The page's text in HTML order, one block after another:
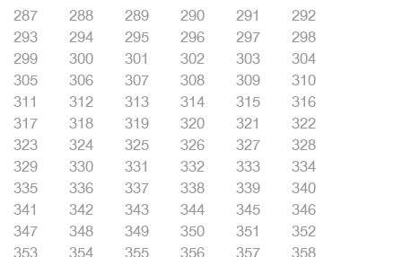
287
288 289 290 291
292
293
294 295 296 297
298
299
300 301 302 303
304
305
306 307 308 309
310
311
312 313 314 315
316
317
318 319 320 321
322
323
324 325 326 327
328
329
330 331 332 333
334
335
336 337 338 339
340
341
342 343 344 345
346
347
348 349 350 351
352